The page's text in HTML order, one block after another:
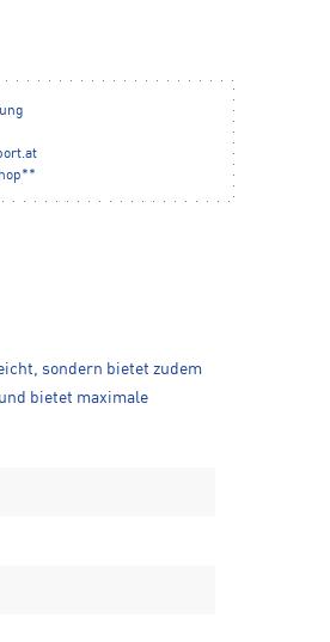
sondern bietet zudem
bietet maximale